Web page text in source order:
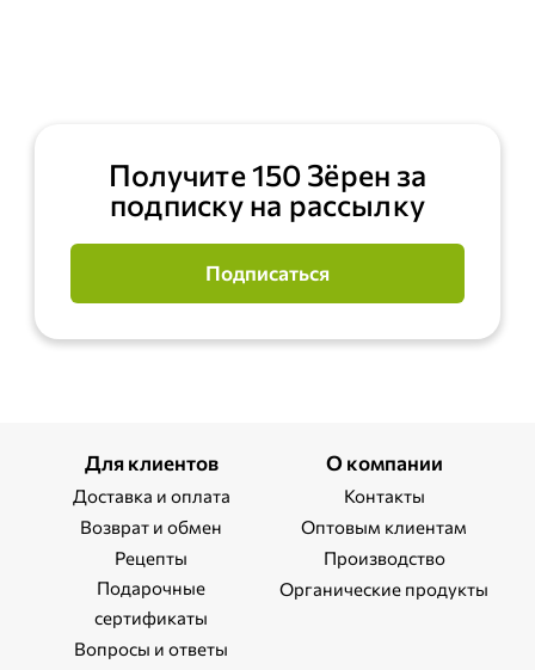
Получите 150 Зёрен за
подписку на рассылку
Подписаться
Для клиентов
Доставка и оплата
Возврат и обмен
Рецепты
Подарочные
сертификаты
Вопросы и ответы
О компании
Контакты
Оптовым клиентам
Производство
Органические продукты